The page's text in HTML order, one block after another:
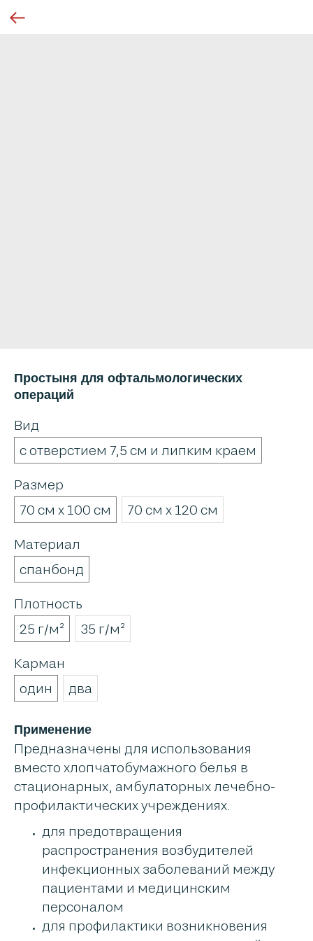
Простыня для офтальмологических
операций
Вид
с отверстием 7,5 см и липким краем
Размер
70 см х 100 см
70 см х 120 см
Материал
спанбонд
Плотность
25 г/м²
35 г/м²
Карман
один
два
Применение
Предназначены для использования
вместо хлопчатобумажного белья в
стационарных, амбулаторных лечебно-
профилактических учреждениях.
для предотвращения
распространения возбудителей
инфекционных заболеваний между
пациентами и медицинским
персоналом
для профилактики возникновения